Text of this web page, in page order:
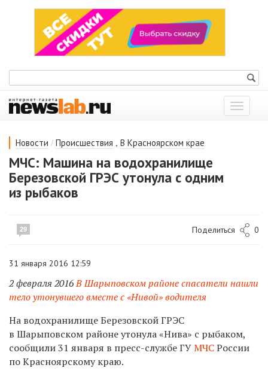
Показать
меню
Новости / Происшествия , В Красноярском крае
МЧС: Машина на водохранилище
Березовской ГРЭС утонула с одним
из рыбаков
29 Поделиться 0
31 января 2016 12:59
2 февраля 2016В Шарыповском районе спасатели нашли
тело утонувшего вместе с «Нивой» водителя
На водохранилище Березовской ГРЭС
в Шарыповском районе утонула «Нива» с рыбаком,
сообщили 31 января в пресс-службе ГУМЧСРоссии
по Красноярскому краю.